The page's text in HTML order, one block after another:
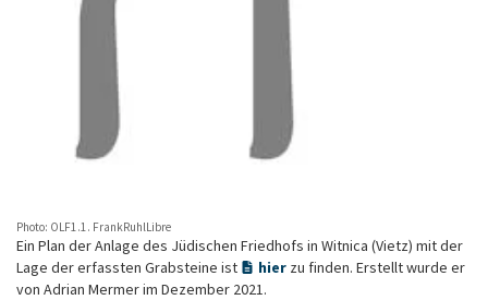
Photo: OLF1.1. FrankRuhlLibre
Ein Plan der Anlage des Jüdischen Friedhofs in Witnica (Vietz) mit der
Lage der erfassten Grabsteine ist
hier zu finden. Erstellt wurde er
von Adrian Mermer im Dezember 2021.